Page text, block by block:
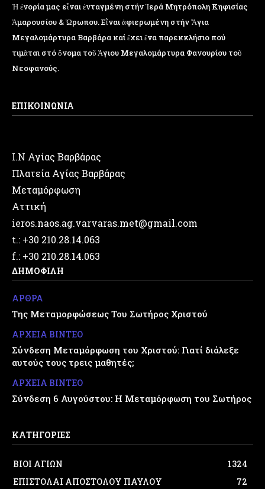
Ἡ ἐνορία μας εἶναι ἐνταγμένη στήν Ἱερά Μητρόπολη Κηφισίας
Ἁμαρουσίου & Ὠρωπου. Εἶναι ἀφιερωμένη στήν Ἅγια
Μεγαλομάρτυρα Βαρβάρα καί ἔχει ἕνα παρεκκλήσιο πού
τιμᾶται στό ὄνομα τοῦ Ἁγιου Μεγαλομάρτυρα Φανουρίου τοῦ
Νεοφανούς.
ΕΠΙΚΟΙΝΩΝΙΑ
Ι.Ν Αγίας Βαρβάρας
Πλατεία Αγίας Βαρβάρας
Μεταμόρφωση
Αττική
ieros.naos.ag.varvaras.met@gmail.com
t.: +30 210.28.14.063
f.: +30 210.28.14.063
ΔΗΜΟΦΙΛΗ
ΑΡΘΡΑ
Της Μεταμορφώσεως Του Σωτήρος Χριστού
ΑΡΧΕΙΑ ΒΙΝΤΕΟ
Σύνδεση Μεταμόρφωση του Χριστού: Γιατί διάλεξε
αυτούς τους τρεις μαθητές;
ΑΡΧΕΙΑ ΒΙΝΤΕΟ
Σύνδεση 6 Αυγούστου: Η Μεταμόρφωση του Σωτήρος
ΚΑΤΗΓΟΡΙΕΣ
ΒΙΟΙ ΑΓΙΩΝ
1324
ΕΠΙΣΤΟΛΑΙ ΑΠΟΣΤΟΛΟΥ ΠΑΥΛΟΥ
72